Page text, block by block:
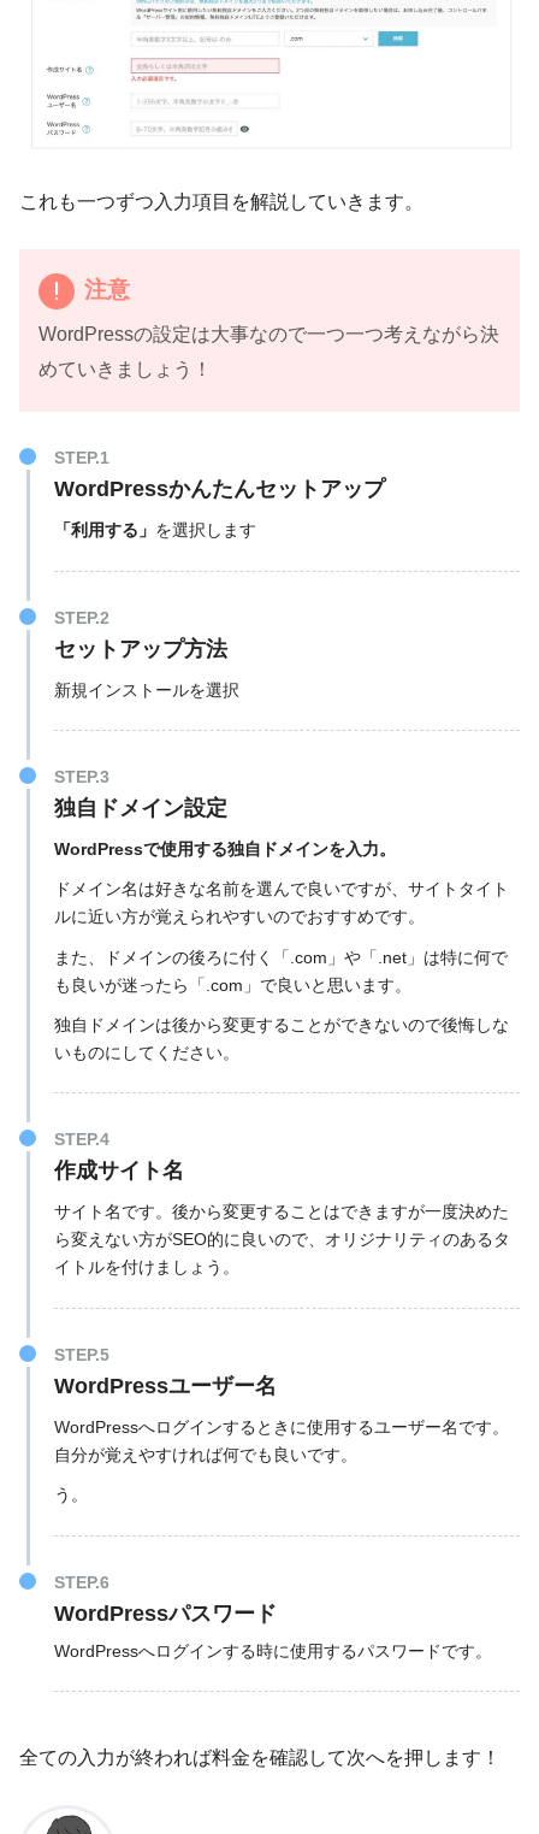
これも一つずつ入力項目を解説していきます。
注意
WordPressの設定は大事なので一つ一つ考えながら決
めていきましょう！
STEP.1
WordPressかんたんセットアップ
「利用する」 を選択します
STEP.2
セットアップ方法
新規インストールを選択
STEP.3
独自ドメイン設定
WordPressで使用する独自ドメインを入力。
ドメイン名は好きな名前を選んで良いですが、サイトタイト
ルに近い方が覚えられやすいのでおすすめです。
また、ドメインの後ろに付く「.com」や「.net」は特に何で
も良いが迷ったら「.com」で良いと思います。
独自ドメインは後から変更することができないので後悔しな
いものにしてください。
STEP.4
作成サイト名
サイト名です。後から変更することはできますが一度決めた
ら変えない方がSEO的に良いので、オリジナリティのあるタ
イトルを付けましょう。
STEP.5
WordPressユーザー名
WordPressへログインするときに使用するユーザー名です。
自分が覚えやすければ何でも良いです。
う。
STEP.6
WordPressパスワード
WordPressへログインする時に使用するパスワードです。
全ての入力が終われば料金を確認して次へを押します！